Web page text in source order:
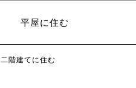
平屋に住む
二階建てに住む